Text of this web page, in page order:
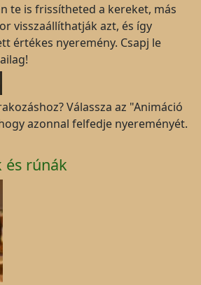
te is frissítheted a kereket, más
visszaállíthatják azt, és így
értékes nyeremény. Csapj le
Válassza az "Animáció
azonnal felfedje nyereményét.
és rúnák